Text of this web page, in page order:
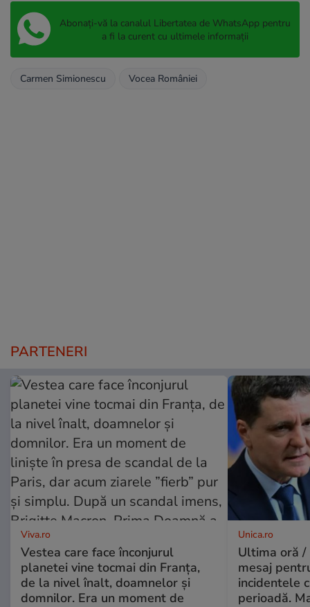
Abonați-vă la canalul Libertatea de WhatsApp pentru
a fi la curent cu ultimele informații
Carmen Simionescu Vocea României
PARTENERI
Viva.ro
Vestea care face înconjurul
planetei vine tocmai din Franța,
de la nivel înalt, doamnelor și
domnilor. Era un moment de
Unica.ro
Ultima oră /
mesaj
incidentele
perioadă.